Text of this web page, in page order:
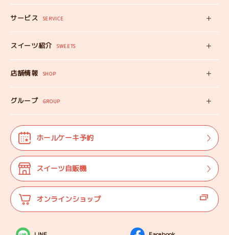
ホールケーキ予約
スイーツ自販機
オンラインショップ
みいちゃんのプロフィール
みいちゃんママの
サービス SERVICE
スイーツ自販機
工房見学
みいちゃんのSDGS
お仕事体験
よくある質問
スイーツ紹介 SWEETS
みいちゃんのスイーツ
オンラインショップ
店舗情報 SHOP
店舗情報
マップ
法人･団体様向け
ご案内
代表プロフィール
登壇実績
グループ GROUP
株式会社TANEBI
Shining Children
自分探しを